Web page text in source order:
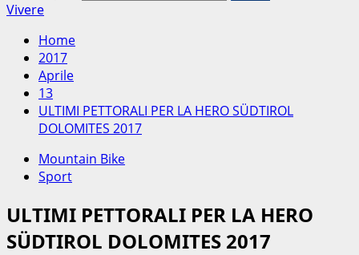
Vivere
Home
2017
Aprile
13
ULTIMI PETTORALI PER LA HERO SÜDTIROL
DOLOMITES 2017
Mountain Bike
Sport
ULTIMI PETTORALI PER LA HERO
SÜDTIROL DOLOMITES 2017